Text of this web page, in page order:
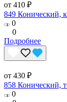
от 410 ₽
849 Конический,
0
0
Подробнее
от 430 ₽
858 Конический,
0